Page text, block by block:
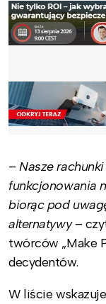
– Nasze
funkcjonowania
biorąc pod
alternatywy–
twórców „Make
decydentów.
W liście